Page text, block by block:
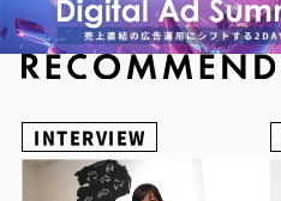
INTERVIEW